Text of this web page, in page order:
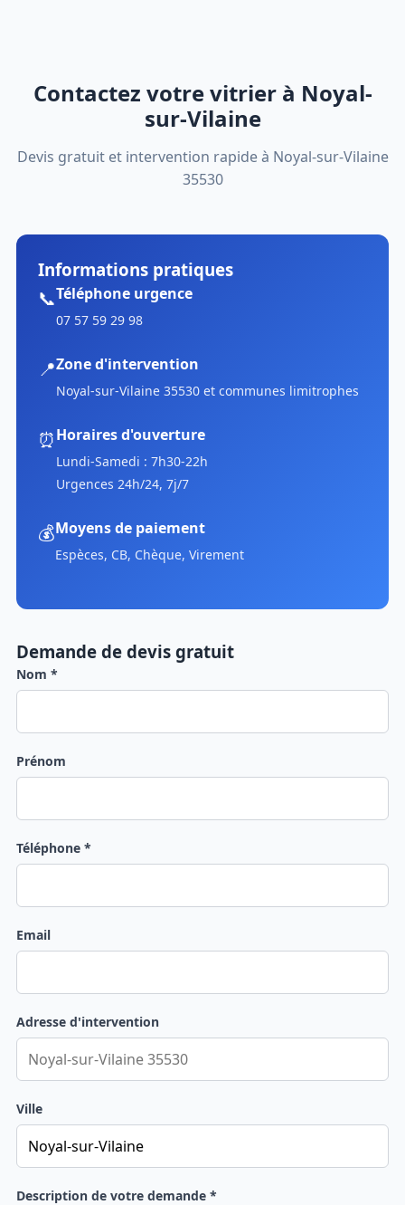
Contactez votre vitrier à Noyal-
sur-Vilaine
Devis gratuit et intervention rapide à Noyal-sur-Vilaine
35530
Informations pratiques
📞Téléphone urgence
07 57 59 29 98
📍Zone d'intervention
Noyal-sur-Vilaine 35530 et communes limitrophes
⏰Horaires d'ouverture
Lundi-Samedi : 7h30-22h
Urgences 24h/24, 7j/7
💰Moyens de paiement
Espèces, CB, Chèque, Virement
Demande de devis gratuit
Nom *
Prénom
Téléphone *
Email
Adresse d'intervention
Ville
Description de votre demande *